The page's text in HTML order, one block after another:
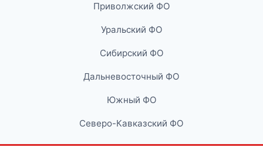
Приволжский ФО
Уральский ФО
Сибирский ФО
Дальневосточный ФО
Южный ФО
Северо-Кавказский ФО